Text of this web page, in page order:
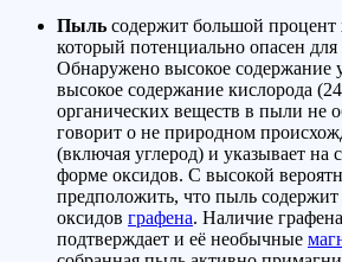
Пыль содержит большой процент
который потенциально опасен
Обнаружено высокое содержание
высокое содержание кислорода
органических веществ в пыли не
говорит о не природном
(включая углерод) и указывает на
форме оксидов. С высокой
предположить, что пыль
оксидов графена. Наличие
подтверждает и её необычные